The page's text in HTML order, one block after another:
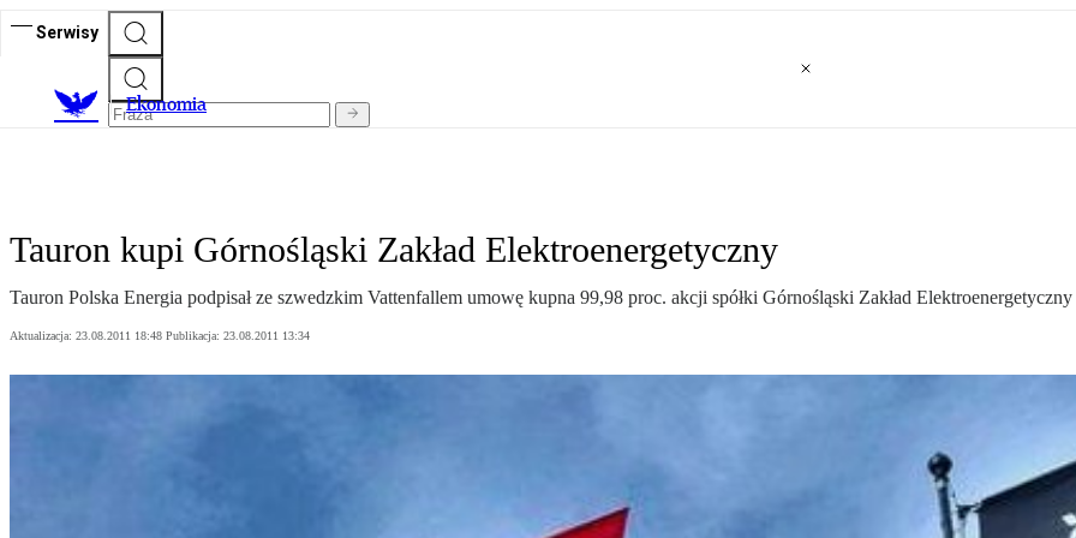
Serwisy
Ekonomia
Tauron kupi Górnośląski Zakład Elektroenergetyczny
Tauron Polska Energia podpisał ze szwedzkim Vattenfallem umowę kupna 99,98 proc. akcji spółki Górnośląski Zakład
Aktualizacja: 23.08.2011 18:48 Publikacja: 23.08.2011 13:34